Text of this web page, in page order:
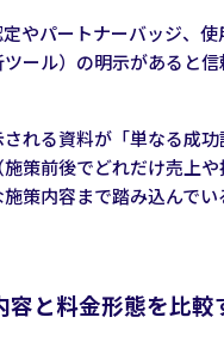
やパートナーバッジ、
ール）の明示があると信
される資料が「単なる成
策前後でどれだけ売上や
策内容まで踏み込んで
容と料金形態を比較